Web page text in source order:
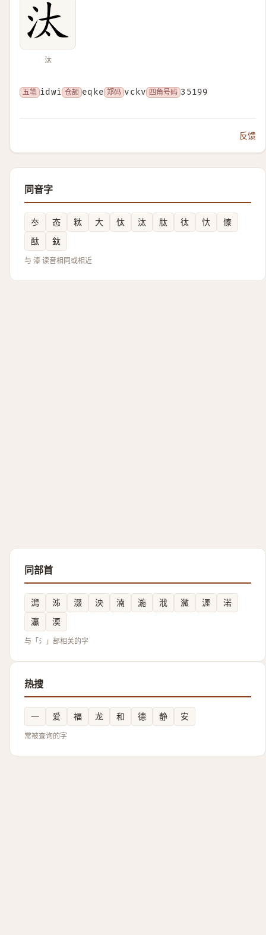
汰
五笔 idwi 仓颉 eqke 郑码 vckv 四角号码 35199
反馈
同音字
冭 态 粏 大 忲 汰 肽 㣖 忕
㥭
酞
鈦
与 溙 读音相同或相近
同部首
澙 泲 涰 泱 湳 湤 浌 㵟 湹
渃
灜
渜
与「氵」部相关的字
热搜
一 爱 福 龙 和 德 静 安
常被查询的字